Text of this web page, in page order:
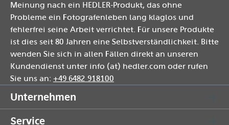
Meinung nach ein HEDLER-Produkt, das ohne
Probleme ein Fotografenleben lang klaglos und
fehlerfrei seine Arbeit verrichtet. Für unsere Produkte
ist dies seit 80 Jahren eine Selbstverständlichkeit. Bitte
wenden Sie sich in allen Fällen direkt an unseren
Kundendienst unter info (at) hedler.com oder rufen
Sie uns an: +49 6482 918100
Unternehmen
Service